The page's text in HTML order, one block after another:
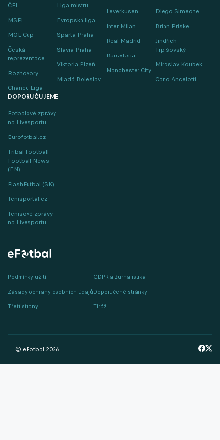
ČFL
MSFL
MOL Cup
Česká
reprezentace
Rozhovory
Chance Liga
Liga mistrů
Evropská liga
Sparta Praha
Slavia Praha
Viktoria Plzeň
Mladá Boleslav
Leverkusen
Inter Milan
Real Madrid
Barcelona
Manchester City
Diego Simeone
Brian Priske
Jindřich
Trpišovský
Miroslav Koubek
Carlo Ancelotti
DOPORUČUJEME
Fotbalové zprávy
na Livesportu
Eurofotbal.cz
Tribal Football -
Football News
(EN)
FlashFutbal (SK)
Tenisportal.cz
Tenisové zprávy
na Livesportu
Podmínky užití
Zásady ochrany osobních údajů
Třetí strany
GDPR a žurnalistika
Doporučené stránky
Tiráž
© eFotbal 2026